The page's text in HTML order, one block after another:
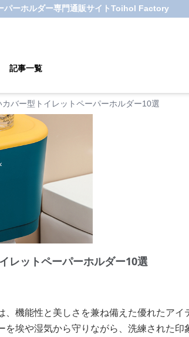
パーホルダー専門通販サイトToihol Factory
記事一覧
バー型トイレットペーパーホルダー10選
レットペーパーホルダー10選
機能性と美しさを兼ね備えた優れたアイ
埃や湿気から守りながら、洗練された印